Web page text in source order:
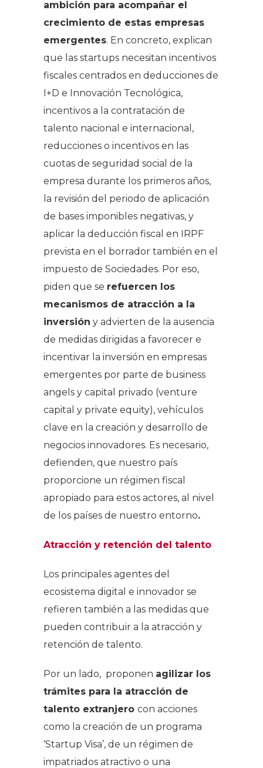
ambición para acompañar el
crecimiento de estas empresas
emergentes. En concreto, explican
que las startups necesitan incentivos
fiscales centrados en deducciones de
I+D e Innovación Tecnológica,
incentivos a la contratación de
talento nacional e internacional,
reducciones o incentivos en las
cuotas de seguridad social de la
empresa durante los primeros años,
la revisión del periodo de aplicación
de bases imponibles negativas, y
aplicar la deducción fiscal en IRPF
prevista en el borrador también en el
impuesto de Sociedades. Por eso,
piden que se refuercen los
mecanismos de atracción a la
inversión y advierten de la ausencia
de medidas dirigidas a favorecer e
incentivar la inversión en empresas
emergentes por parte de business
angels y capital privado (venture
capital y private equity), vehículos
clave en la creación y desarrollo de
negocios innovadores. Es necesario,
defienden, que nuestro país
proporcione un régimen fiscal
apropiado para estos actores, al nivel
de los países de nuestro entorno.
Atracción y retención del talento
Los principales agentes del
ecosistema digital e innovador se
refieren también a las medidas que
pueden contribuir a la atracción y
retención de talento.
Por un lado, proponen agilizar los
trámites para la atracción de
talento extranjero con acciones
como la creación de un programa
‘Startup Visa’, de un régimen de
impatriados atractivo o una